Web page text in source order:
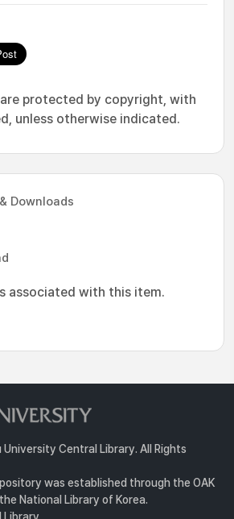
are protected by copyright, with
unless otherwise indicated.
Downloads
associated with this item.
Central Library. All Rights
was established through the OAK
National Library of Korea.